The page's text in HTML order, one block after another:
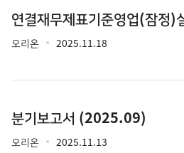
연결재무제표기준영업(잠정)
오리온 2025.11.18
분기보고서 (2025.09)
오리온 2025.11.13